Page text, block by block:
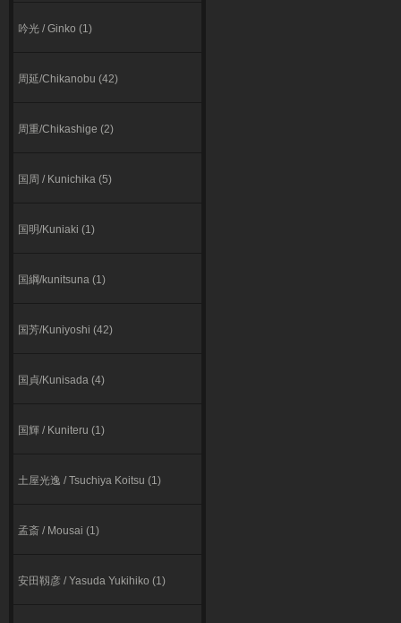
吟光 / Ginko (1)
周延/Chikanobu (42)
周重/Chikashige (2)
国周 / Kunichika (5)
国明/Kuniaki (1)
国綱/kunitsuna (1)
国芳/Kuniyoshi (42)
国貞/Kunisada (4)
国輝 / Kuniteru (1)
⼟屋光逸 / Tsuchiya Koitsu (1)
孟斎 / Mousai (1)
安田靱彦 / Yasuda Yukihiko (1)